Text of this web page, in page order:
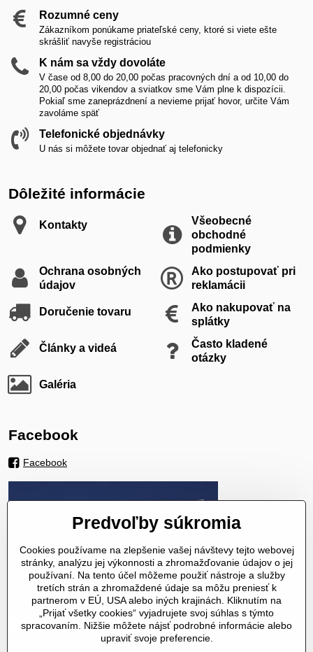
Rozumné ceny
Zákazníkom ponúkame priateľské ceny, ktoré si viete ešte
skrášliť navyše registráciou
K nám sa vždy dovoláte
V čase od 8,00 do 20,00 počas pracovných dní a od 10,00 do
20,00 počas vikendov a sviatkov sme Vám plne k dispozícii.
Pokiaľ sme zaneprázdnení a nevieme prijať hovor, určite Vám
zavoláme späť
Telefonické objednávky
U nás si môžete tovar objednať aj telefonicky
Dôležité informácie
Kontakty
Všeobecné
obchodné
podmienky
Ochrana osobných
údajov
Ako postupovať pri
reklamácii
Doručenie tovaru
Ako nakupovať na
splátky
Články a videá
Často kladené
otázky
Galéria
Facebook
Facebook
Predvoľby súkromia
Cookies používame na zlepšenie vašej návštevy tejto webovej
stránky, analýzu jej výkonnosti a zhromažďovanie údajov o jej
používaní. Na tento účel môžeme použiť nástroje a služby
tretích strán a zhromaždené údaje sa môžu preniesť k
partnerom v EÚ, USA alebo iných krajinách. Kliknutím na
„Prijať všetky cookies“ vyjadrujete svoj súhlas s týmto
spracovaním. Nižšie môžete nájsť podrobné informácie alebo
upraviť svoje preferencie.